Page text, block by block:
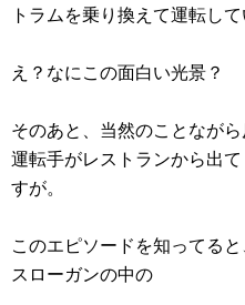
トラムを乗り換えて運転して
え？なにこの面白い光景？
そのあと、当然のことなが
運転手がレストランから出
すが。
このエピソードを知ってると
スローガンの中の